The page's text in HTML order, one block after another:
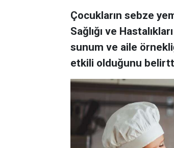
Çocukların sebze
Sağlığı ve
sunum ve aile
etkili olduğunu